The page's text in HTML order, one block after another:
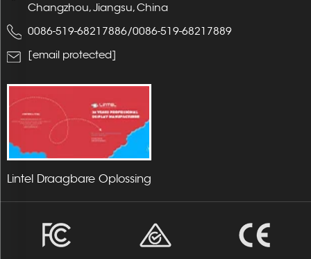
Changzhou, Jiangsu, China
0086-519-68217886/0086-519-68217889
[email protected]
Lintel Draagbare Oplossing